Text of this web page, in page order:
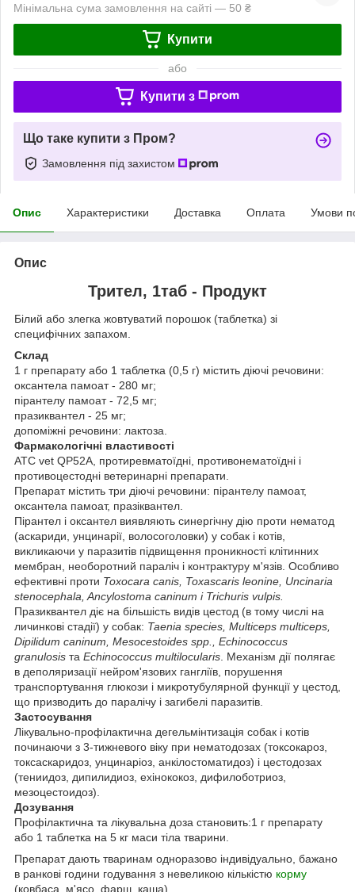
Мінімальна сума замовлення на сайті — 50 ₴
Купити
або
Купити з
Що таке купити з Пром?
Замовлення під захистом
Опис Характеристики Доставка Оплата Умови
Опис
Трител, 1таб - Продукт
Білий або злегка жовтуватий порошок (таблетка) зі
специфічних запахом.
Склад
1 г препарату або 1 таблетка (0,5 г) містить діючі речовини:
оксантела памоат - 280 мг;
пірантелу памоат - 72,5 мг;
празиквантел - 25 мг;
допоміжні речовини: лактоза.
Фармакологічні властивості
АТС vet QP52A, протиревматоїдні, противонематоїдні і
противоцестодні ветеринарні препарати.
Препарат містить три діючі речовини: пірантелу памоат,
оксантела памоат, празіквантел.
Пірантел і оксантел виявляють синергічну дію проти нематод
(аскариди, унцинарії, волосоголовки) у собак і котів,
викликаючи у паразитів підвищення проникності клітинних
мембран, необоротний параліч і контрактуру м'язів. Особливо
ефективні проти Toxocara canis, Toxascaris leonine, Uncinaria
stenocephala, Ancylostoma caninum і Trichuris vulpis.
Празиквантел діє на більшість видів цестод (в тому числі на
личинкові стадії) у собак: Taenia species, Multiceps multiceps,
Dipilidum caninum, Mesocestoides spp., Echinococcus
granulosis та Echinococcus multilocularis. Механізм дії полягає
в деполяризації нейром'язових гангліїв, порушення
транспортування глюкози і микротубулярной функції у цестод,
що призводить до паралічу і загибелі паразитів.
Застосування
Лікувально-профілактична дегельмінтизація собак і котів
починаючи з 3-тижневого віку при нематодозах (токсокароз,
токсаскаридоз, унцинаріоз, анкілостоматидоз) і цестодозах
(тениидоз, дипилидиоз, ехінококоз, дифилоботриоз,
мезоцестоидоз).
Дозування
Профілактична та лікувальна доза становить:1 г препарату
або 1 таблетка на 5 кг маси тіла тварини.
Препарат дають тваринам одноразово індивідуально, бажано
в ранкові години годування з невеликою кількістю корму
(ковбаса, м'ясо, фарш, каша).